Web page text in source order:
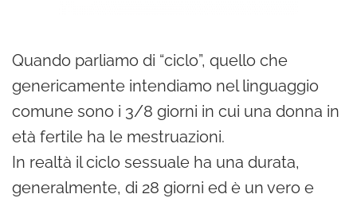
Quando parliamo di “ciclo”, quello che
genericamente intendiamo nel linguaggio
comune sono i 3/8 giorni in cui una donna in
età fertile ha le mestruazioni.
In realtà il ciclo sessuale ha una durata,
generalmente, di 28 giorni ed è un vero e